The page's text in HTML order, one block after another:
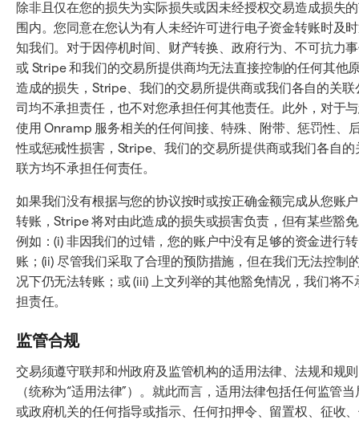
除非且仅在您的损失为实际损失或因未经授权交易造成损失
围内。您同意在您认为有人未经许可进行电子资金转账时及
知我们。对于因停机时间、财产转换、政府行为、不可抗力
或 Stripe 和我们的交易所提供商均无法直接控制的任何其他
造成的损失，Stripe、我们的交易所提供商或我们各自的关联
司均不承担责任，也不对您承担任何其他责任。此外，对于
使用 Onramp 服务相关的任何间接、特殊、附带、惩罚性、
性或惩戒性损害，Stripe、我们的交易所提供商或我们各自的
联方均不承担任何责任。
如果我们没有根据与您的协议按时或按正确金额完成从您账
转账，Stripe 将对由此造成的损失或损害负责，但有某些豁
例如：(i) 非因我们的过错，您的账户中没有足够的资金进行转
账；(ii) 尽管我们采取了合理的预防措施，但在我们无法控制
况下仍无法转账；或 (iii) 上文列举的其他豁免情况，我们将不
担责任。
监管合规
交易须遵守联邦和州政府及监管机构的适用法律、法规和规则
（统称为“适用法律”）。就此而言，适用法律包括任何监管当
或政府机关的任何指导或指示、任何扣押令、留置权、征收